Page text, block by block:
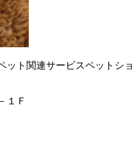
ット関連サービスペットショ
１Ｆ